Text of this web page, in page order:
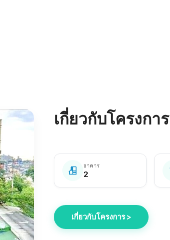
เกี่ยวกับโครงการ
อาคาร
2
เกี่ยวกับโครงการ >